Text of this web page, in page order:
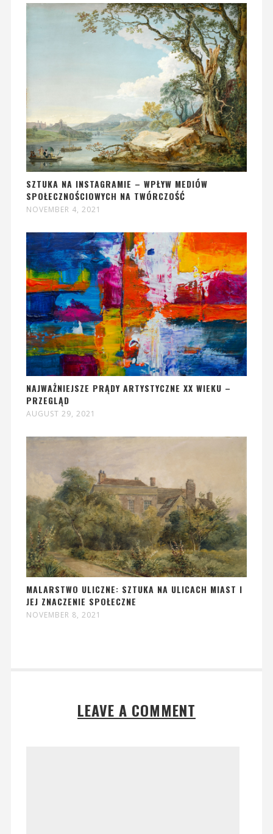
SZTUKA NA INSTAGRAMIE – WPŁYW MEDIÓW
SPOŁECZNOŚCIOWYCH NA TWÓRCZOŚĆ
NOVEMBER 4, 2021
NAJWAŻNIEJSZE PRĄDY ARTYSTYCZNE XX WIEKU –
PRZEGLĄD
AUGUST 29, 2021
MALARSTWO ULICZNE: SZTUKA NA ULICACH MIAST I
JEJ ZNACZENIE SPOŁECZNE
NOVEMBER 8, 2021
LEAVE A COMMENT